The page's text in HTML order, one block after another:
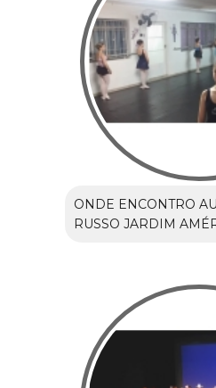
ONDE ENCONTRO
RUSSO JARDIM